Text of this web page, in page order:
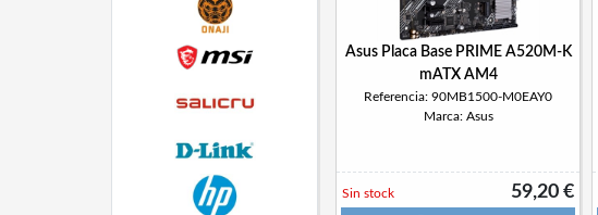
Asus Placa Base PRIME A520M-K
mATX AM4
Referencia: 90MB1500-M0EAY0
Marca: Asus
59,20 €
Sin stock